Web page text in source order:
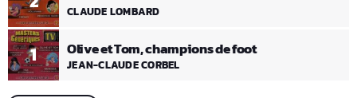
1 Olive et Tom, champions de foot
JEAN-CLAUDE CORBEL
CLAUDE LOMBARD